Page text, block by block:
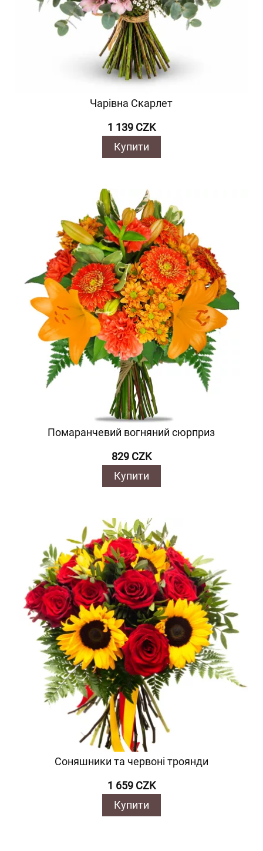
Чарівна Скарлет
1 139 CZK
Купити
Помаранчевий вогняний сюрприз
829 CZK
Купити
Соняшники та червоні троянди
1 659 CZK
Купити